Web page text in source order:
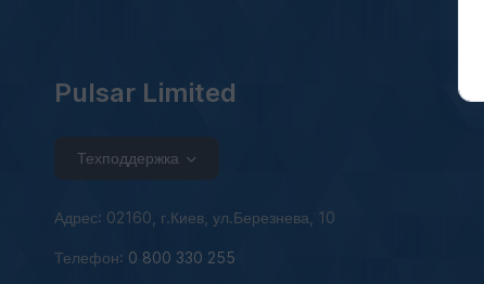
Pulsar Limited
Техподдержка
Адрес: 02160, г.Киев, ул.Березнева, 10
Телефон: 0 800 330 255